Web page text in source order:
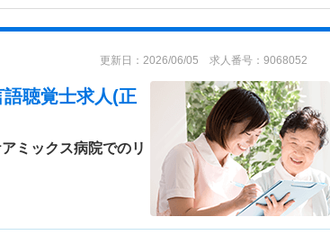
更新日：2026/06/05 求人番号：9068052
語聴覚士求人(正
ミックス病院でのリ